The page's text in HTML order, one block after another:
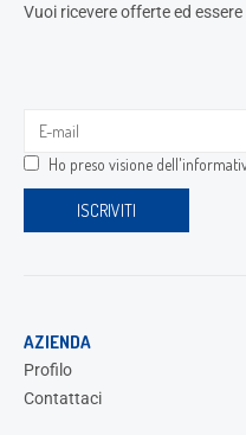
Vuoi ricevere offerte ed
Ho preso visione dell'
AZIENDA
Profilo
Contattaci